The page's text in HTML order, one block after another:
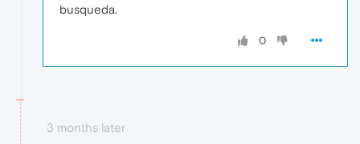
busqueda.
0
3 months later